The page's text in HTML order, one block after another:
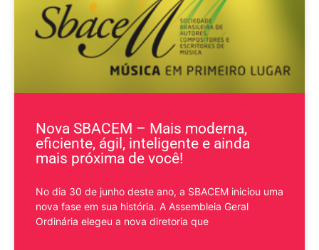
Nova SBACEM – Mais moderna,
eficiente, ágil, inteligente e ainda
mais próxima de você!
No dia 30 de junho deste ano, a SBACEM iniciou uma
nova fase em sua história. A Assembleia Geral
Ordinária elegeu a nova diretoria que